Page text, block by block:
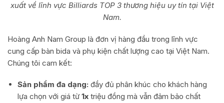
xuất về lĩnh vực Billiards TOP 3 thương hiệu uy tín tại Việt
Nam.
Hoàng Anh Nam Group là đơn vị hàng đầu trong lĩnh vực
cung cấp bàn bida và phụ kiện chất lượng cao tại Việt Nam.
Chúng tôi cam kết:
Sản phẩm đa dạng: đầy đủ phân khúc cho khách hàng
lựa chọn với giá từ 1xtriệu đồng mà vẫn đảm bảo chất